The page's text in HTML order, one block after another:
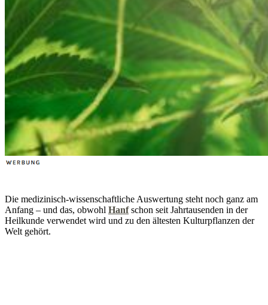
Die medizinisch-wissenschaftliche Auswertung steht noch ganz am
Anfang – und das, obwohl Hanfschon seit Jahrtausenden in der
Heilkunde verwendet wird und zu den ältesten Kulturpflanzen der
Welt gehört.